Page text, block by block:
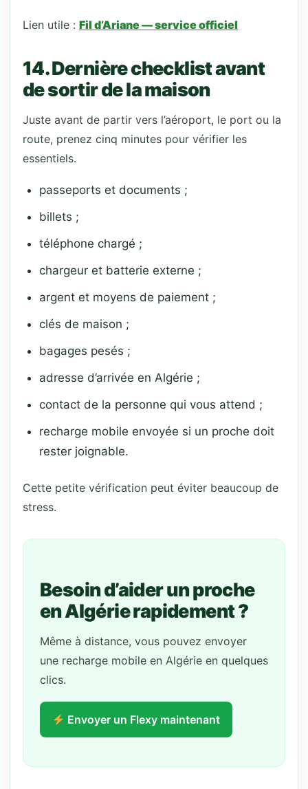
Lien utile : Fil d’Ariane — service officiel
14. Dernière checklist avant
de sortir de la maison
Juste avant de partir vers l’aéroport, le port ou la
route, prenez cinq minutes pour vérifier les
essentiels.
passeports et documents ;
billets ;
téléphone chargé ;
chargeur et batterie externe ;
argent et moyens de paiement ;
clés de maison ;
bagages pesés ;
adresse d’arrivée en Algérie ;
contact de la personne qui vous attend ;
recharge mobile envoyée si un proche doit
rester joignable.
Cette petite vérification peut éviter beaucoup de
stress.
Besoin d’aider un proche
en Algérie rapidement ?
Même à distance, vous pouvez envoyer
une recharge mobile en Algérie en quelques
clics.
Envoyer un Flexy maintenant